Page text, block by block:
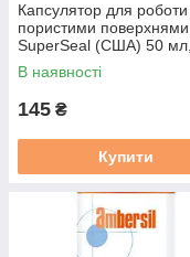
Капсулятор для роботи
пористими поверхнями
SuperSeal (США) 50 мл,
запобігання залипання
В наявності
145 ₴
Купити